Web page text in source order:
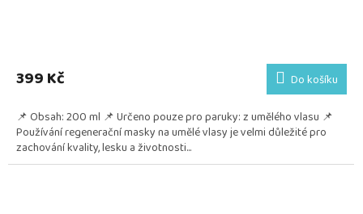
399 Kč Do košíku
📌 Obsah: 200 ml 📌 Určeno pouze pro paruky: z umělého vlasu 📌
Používání regenerační masky na umělé vlasy je velmi důležité pro
zachování kvality, lesku a životnosti...